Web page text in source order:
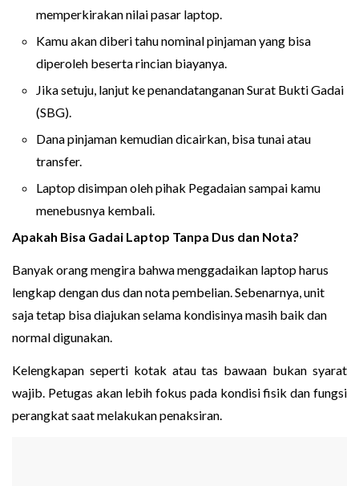
memperkirakan nilai pasar laptop.
Kamu akan diberi tahu nominal pinjaman yang bisa
diperoleh beserta rincian biayanya.
Jika setuju, lanjut ke penandatanganan Surat Bukti Gadai
(SBG).
Dana pinjaman kemudian dicairkan, bisa tunai atau
transfer.
Laptop disimpan oleh pihak Pegadaian sampai kamu
menebusnya kembali.
Apakah Bisa Gadai Laptop Tanpa Dus dan Nota?
Banyak orang mengira bahwa menggadaikan laptop harus
lengkap dengan dus dan nota pembelian. Sebenarnya, unit
saja tetap bisa diajukan selama kondisinya masih baik dan
normal digunakan.
Kelengkapan seperti kotak atau tas bawaan bukan syarat
wajib. Petugas akan lebih fokus pada kondisi fisik dan fungsi
perangkat saat melakukan penaksiran.